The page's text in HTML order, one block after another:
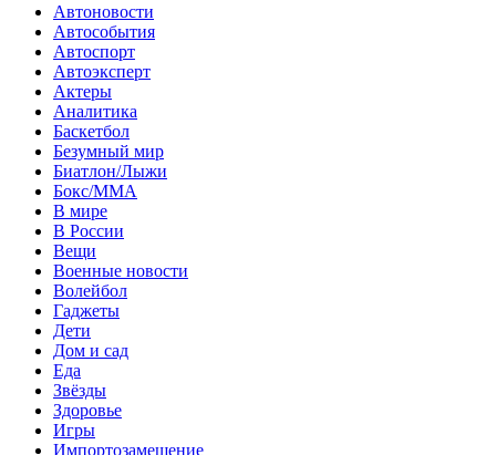
Автоновости
Автособытия
Автоспорт
Автоэксперт
Актеры
Аналитика
Баскетбол
Безумный мир
Биатлон/Лыжи
Бокс/MMA
В мире
В России
Вещи
Военные новости
Волейбол
Гаджеты
Дети
Дом и сад
Еда
Звёзды
Здоровье
Игры
Импортозамещение